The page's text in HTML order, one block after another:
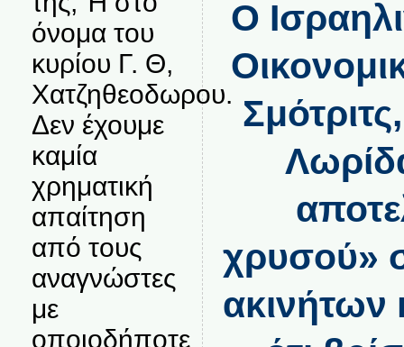
όνομα του
κυρίου Γ. Θ,
Χατζηθεοδωρου.
Δεν έχουμε
καμία
χρηματική
απαίτηση
από τους
αναγνώστες
με
οποιοδήποτε
Ο
χρυσού»
ακινήτων